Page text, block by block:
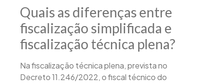
Quais as diferenças entre
fiscalização simplificada e
fiscalização técnica plena?
Na fiscalização técnica plena, prevista no
Decreto 11.246/2022, o fiscal técnico do